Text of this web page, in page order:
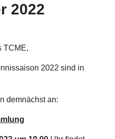
2022
TCME,
2022 sind in
demnächst an: